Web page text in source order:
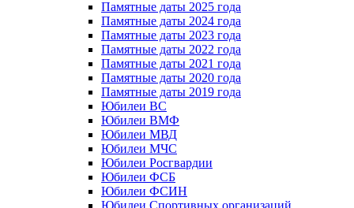
Памятные даты 2025 года
Памятные даты 2024 года
Памятные даты 2023 года
Памятные даты 2022 года
Памятные даты 2021 года
Памятные даты 2020 года
Памятные даты 2019 года
Юбилеи ВС
Юбилеи ВМФ
Юбилеи МВД
Юбилеи МЧС
Юбилеи Росгвардии
Юбилеи ФСБ
Юбилеи ФСИН
Юбилеи Спортивных организаций